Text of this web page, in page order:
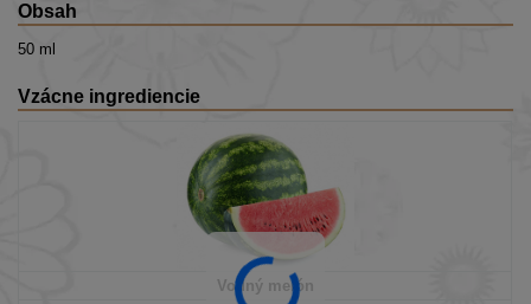
Obsah
50 ml
Vzácne ingrediencie
Vodný melón